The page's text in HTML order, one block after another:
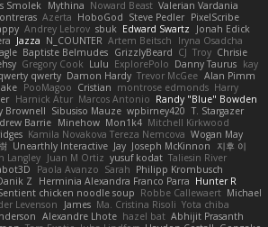
Smolek Mythina Noward Beast Valerian Vardania
Azerta HoboGod Steve Pedler PixelScribe
Andrey Lebrov sbuk Edward Swartz
Jonah Edick
Jazza N_COUNTER Artem Beitsch
Iryna Osadcha
Baptiste Belmudes GrizzlyBeard CJ Troy Chrisie
Gregory Cook Lulu ExplorePolo Danny Taurus kay
qwerty Damon Hardy Trevor McGee Alan Pimm
PooMagoo Cristian montrose edmonds Harry
Harnick Atur Marcos Antonio Randy "Blue" Bowden
Brownell Sibusiso Mauze wpbirney420 T. Stargazer
Barrie Minehow Mon1k4 Mitchell Kirkwood
Kamila Novakova Tereza Nemcova Wogan May
Unearthly Interactive Jay Joseph McKinnon
지후 이
Langley Juan M Ortiz yusuf kodat Taliesin River
Paola Avanzo Sarah Philipp Krombusch
Z Herminia Alexandra Franco Parra Hunter R
chicken noodle soup Robbe Callewaert Michael
Levenson James Ma. Cristina Risoli Yota chiba
Alexandre Lhote hazel bat Abhijit Prasanth